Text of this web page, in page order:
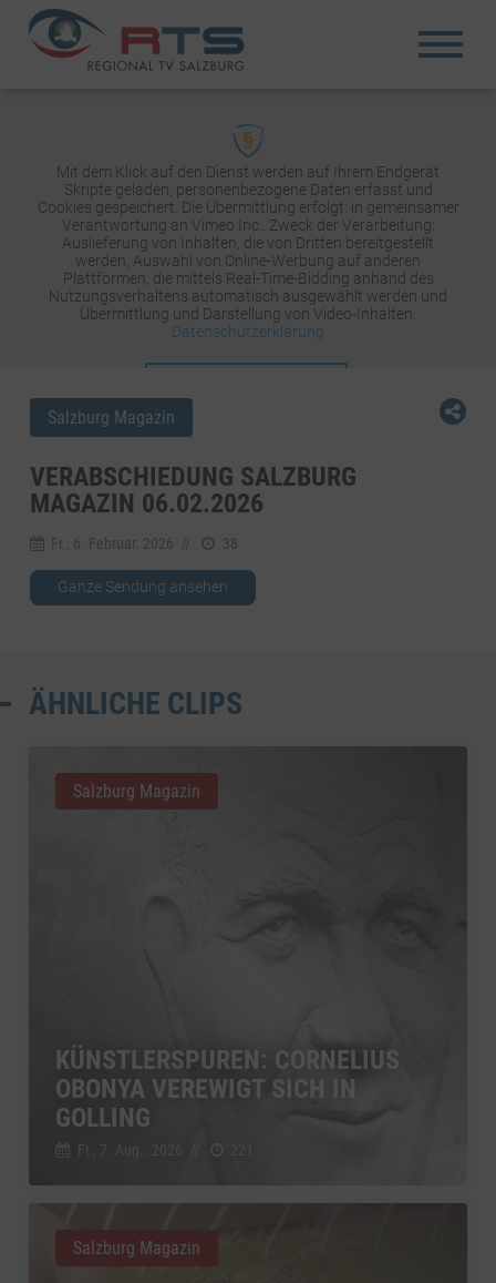
Mit dem Klick auf den Dienst werden auf Ihrem Endgerät
Skripte geladen, personenbezogene Daten erfasst und
Cookies gespeichert. Die Übermittlung erfolgt: in gemeinsamer
Verantwortung an Vimeo Inc.. Zweck der Verarbeitung:
Auslieferung von Inhalten, die von Dritten bereitgestellt
werden, Auswahl von Online-Werbung auf anderen
Plattformen, die mittels Real-Time-Bidding anhand des
Nutzungsverhaltens automatisch ausgewählt werden und
Übermittlung und Darstellung von Video-Inhalten.
Datenschutzerklärung
Salzburg Magazin
VERABSCHIEDUNG SALZBURG
MAGAZIN 06.02.2026
Fr., 6. Februar. 2026 38
Ganze Sendung ansehen
ÄHNLICHE CLIPS
KÜNSTLERSPUREN: CORNELIUS
OBONYA VEREWIGT SICH IN
GOLLING
Salzburg Magazin
Salzburg Magazin